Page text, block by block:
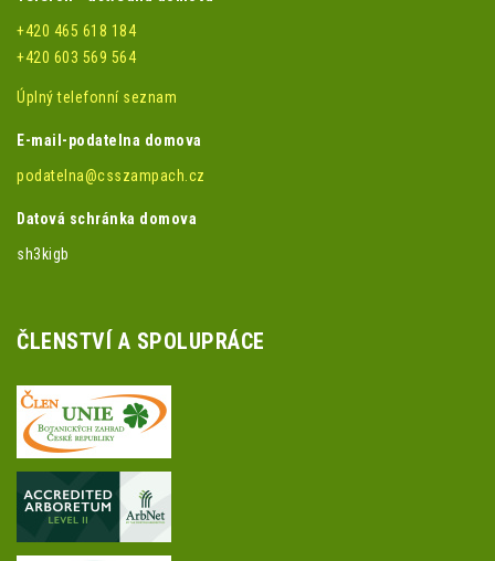
+420 465 618 184
+420 603 569 564
Úplný telefonní seznam
E-mail-podatelna domova
podatelna@csszampach.cz
Datová schránka domova
sh3kigb
ČLENSTVÍ A SPOLUPRÁCE